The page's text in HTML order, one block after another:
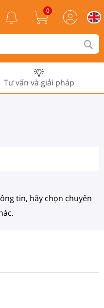
0
Tư vấn và giải pháp
tin, hãy chọn chuyên